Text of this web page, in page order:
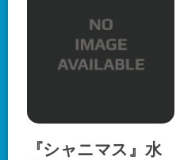
『シャニマス』水